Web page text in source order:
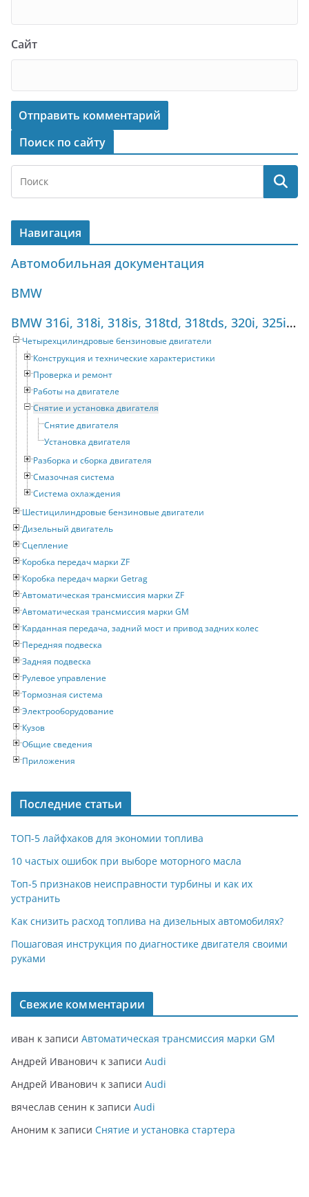
Сайт
Поиск по сайту
Навигация
Автомобильная документация
BMW
BMW 316i, 318i, 318is, 318td, 318tds, 320i, 325i, 325tds (1990-1998) Руководство по ремонту
Четырехцилиндровые бензиновые двигатели
Конструкция и технические характеристики
Проверка и ремонт
Работы на двигателе
Снятие и установка двигателя
Снятие двигателя
Установка двигателя
Разборка и сборка двигателя
Смазочная система
Система охлаждения
Шестицилиндровые бензиновые двигатели
Дизельный двигатель
Сцепление
Коробка передач марки ZF
Коробка передач марки Getrag
Автоматическая трансмиссия марки ZF
Автоматическая трансмиссия марки GM
Карданная передача, задний мост и привод задних колес
Передняя подвеска
Задняя подвеска
Рулевое управление
Тормозная система
Электрооборудование
Кузов
Общие сведения
Приложения
Последние статьи
ТОП-5 лайфхаков для экономии топлива
10 частых ошибок при выборе моторного масла
Топ-5 признаков неисправности турбины и как их
устранить
Как снизить расход топлива на дизельных автомобилях?
Пошаговая инструкция по диагностике двигателя своими
руками
Свежие комментарии
иван к записи Автоматическая трансмиссия марки GM
Андрей Иванович к записи Audi
Андрей Иванович к записи Audi
вячеслав сенин к записи Audi
Аноним к записи Снятие и установка стартера